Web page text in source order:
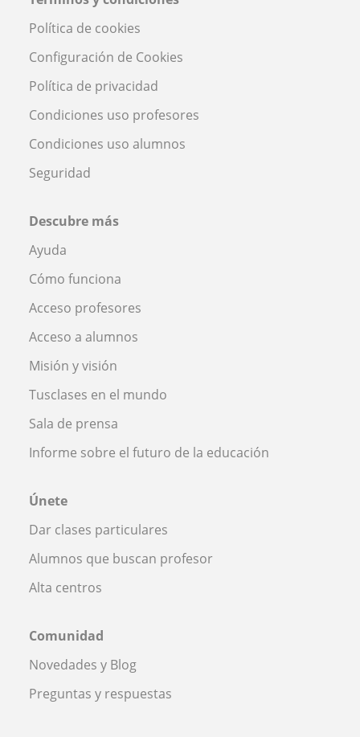
Política de cookies
Configuración de Cookies
Política de privacidad
Condiciones uso profesores
Condiciones uso alumnos
Seguridad
Descubre más
Ayuda
Cómo funciona
Acceso profesores
Acceso a alumnos
Misión y visión
Tusclases en el mundo
Sala de prensa
Informe sobre el futuro de la educación
Únete
Dar clases particulares
Alumnos que buscan profesor
Alta centros
Comunidad
Novedades y Blog
Preguntas y respuestas